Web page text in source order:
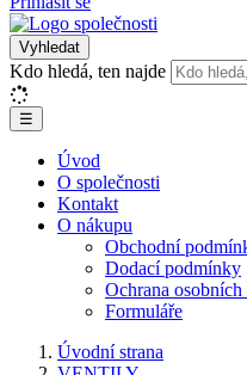
Vyhledat
Kdo hledá, ten najde
☰
Úvod
O společnosti
Kontakt
O nákupu
Obchodní
Dodací podmínky
Ochrana osobních
Formuláře
Úvodní strana